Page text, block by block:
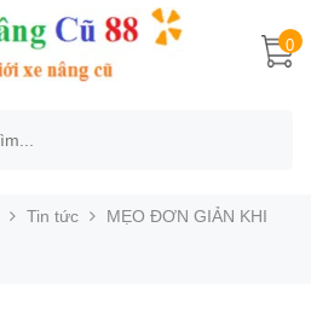
0
Tin tức MẸO ĐƠN GIẢN KHI